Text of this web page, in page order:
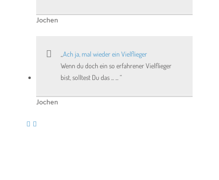
Jochen
Ach ja, mal wieder ein Vielflieger
Wenn du doch ein so erfahrener Vielflieger
bist, solltest Du das ... ...
Jochen